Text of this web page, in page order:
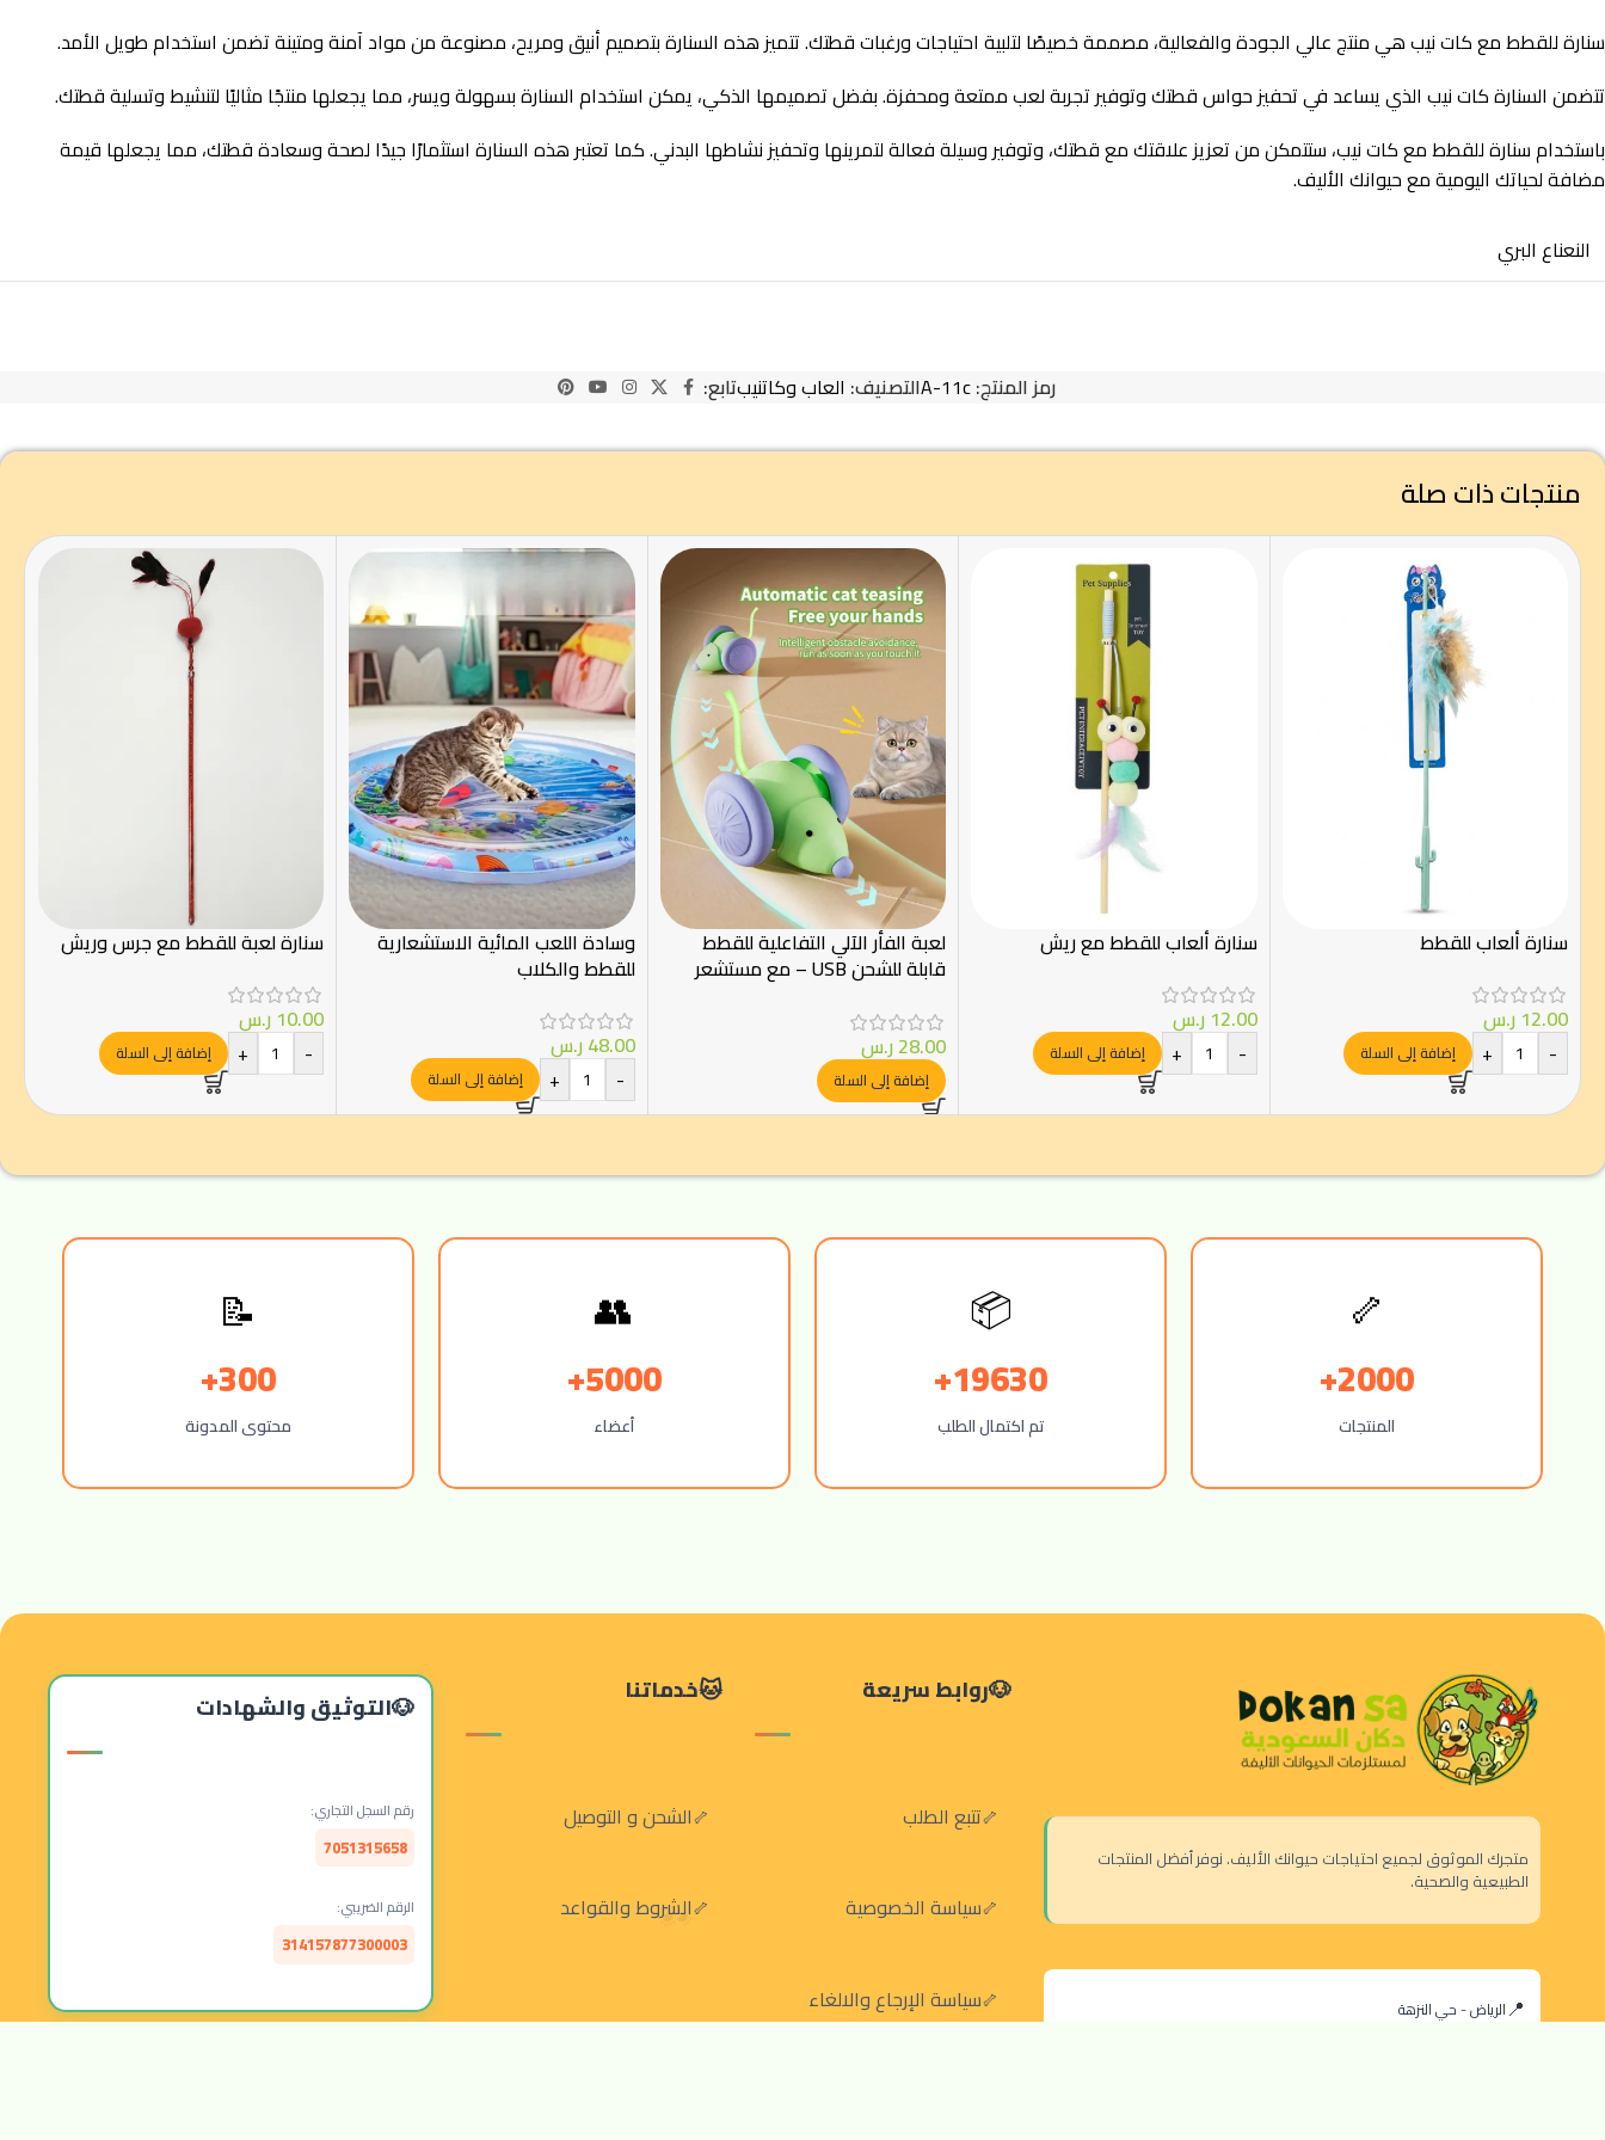
سنارة للقطط مع كات نيب هي منتج عالي الجودة والفعالية، مصممة خصيصًا لتلبية احتياجات ورغبات قطتك. تتميز هذه السنارة بتصميم أنيق ومريح، مصنوعة من مواد آمنة ومتينة تضمن استخدام طويل الأمد.
تتضمن السنارة كات نيب الذي يساعد في تحفيز حواس قطتك وتوفير تجربة لعب ممتعة ومحفزة. بفضل تصميمها الذكي، يمكن استخدام السنارة بسهولة ويسر، مما يجعلها منتجًا مثاليًا لتنشيط وتسلية قطتك.
باستخدام سنارة للقطط مع كات نيب، ستتمكن من تعزيز علاقتك مع قطتك، وتوفير وسيلة فعالة لتمرينها وتحفيز نشاطها البدني. كما تعتبر هذه السنارة استثمارًا جيدًا لصحة وسعادة قطتك، مما يجعلها قيمة
مضافة لحياتك اليومية مع حيوانك الأليف.
النعناع البري
رمز المنتج:A-11cالتصنيف: العاب وكاتنيبتابع:
منتجات ذات صلة
سنارة ألعاب للقطط
12.00 ر.س
-
+ إضافة إلى السلة
سنارة ألعاب للقطط مع ريش
12.00 ر.س
-
+ إضافة إلى السلة
لعبة الفأر الآلي التفاعلية للقطط
قابلة للشحن USB – مع مستشعر
28.00ر.س
إضافة إلى السلة
وسادة اللعب المائية الاستشعارية
للقطط والكلاب
48.00ر.س
-
+ إضافة إلى السلة
سنارة لعبة للقطط مع جرس وريش
10.00 ر.س
-
+ إضافة إلى السلة
🦴
2000+
المنتجات
📦
19630+
تم اكتمال الطلب
👥
5000+
أعضاء
📝
300+
محتوى المدونة
متجرك الموثوق لجميع احتياجات حيوانك الأليف. نوفر أفضل المنتجات
الطبيعية والصحية.
الرياض - حي النزهة
روابط سريعة
تتبع الطلب
سياسة الخصوصية
سياسة الإرجاع والالغاء
خدماتنا
الشحن و التوصيل
الشروط والقواعد
التوثيق والشهادات
رقم السجل التجاري:
7051315658
الرقم الضريبي:
314157877300003